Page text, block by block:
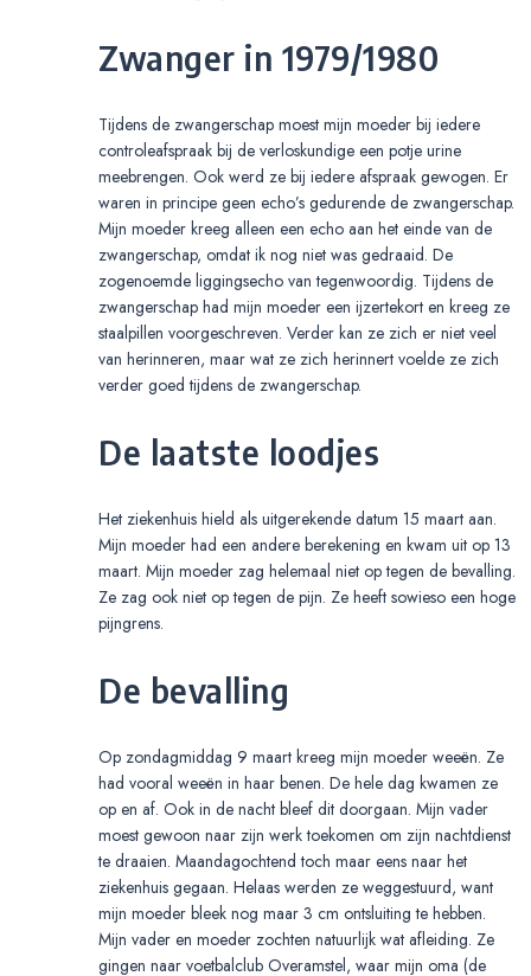
Zwanger in 1979/1980
Tijdens de zwangerschap moest mijn moeder bij iedere
controleafspraak bij de verloskundige een potje urine
meebrengen. Ook werd ze bij iedere afspraak gewogen. Er
waren in principe geen echo’s gedurende de zwangerschap.
Mijn moeder kreeg alleen een echo aan het einde van de
zwangerschap, omdat ik nog niet was gedraaid. De
zogenoemde liggingsecho van tegenwoordig. Tijdens de
zwangerschap had mijn moeder een ijzertekort en kreeg ze
staalpillen voorgeschreven. Verder kan ze zich er niet veel
van herinneren, maar wat ze zich herinnert voelde ze zich
verder goed tijdens de zwangerschap.
De laatste loodjes
Het ziekenhuis hield als uitgerekende datum 15 maart aan.
Mijn moeder had een andere berekening en kwam uit op 13
maart. Mijn moeder zag helemaal niet op tegen de bevalling.
Ze zag ook niet op tegen de pijn. Ze heeft sowieso een hoge
pijngrens.
De bevalling
Op zondagmiddag 9 maart kreeg mijn moeder weeën. Ze
had vooral weeën in haar benen. De hele dag kwamen ze
op en af. Ook in de nacht bleef dit doorgaan. Mijn vader
moest gewoon naar zijn werk toekomen om zijn nachtdienst
te draaien. Maandagochtend toch maar eens naar het
ziekenhuis gegaan. Helaas werden ze weggestuurd, want
mijn moeder bleek nog maar 3 cm ontsluiting te hebben.
Mijn vader en moeder zochten natuurlijk wat afleiding. Ze
gingen naar voetbalclub Overamstel, waar mijn oma (de